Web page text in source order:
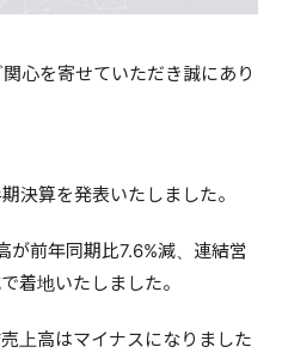
心を寄せていただき誠にあり
決算を発表いたしました。
が前年同期比7.6%減、連結営
着地いたしました。
上高はマイナスになりました